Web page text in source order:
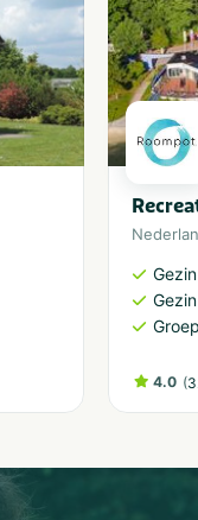
4.0 (